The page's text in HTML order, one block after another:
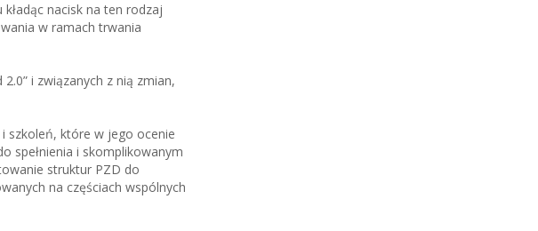
nacisk na ten rodzaj
w ramach trwania
i związanych z nią zmian,
szkoleń, które w jego ocenie
spełnienia i skomplikowanym
struktur PZD do
na częściach wspólnych